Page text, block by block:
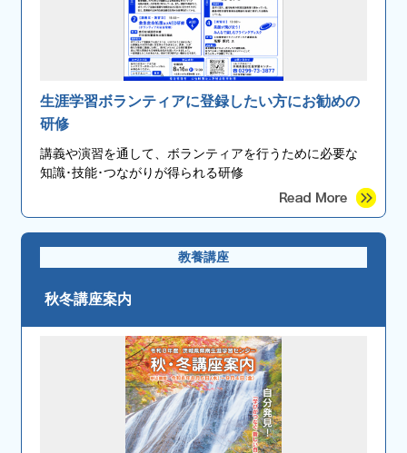
生涯学習ボランティアに登録したい方にお勧めの
研修
講義や演習を通して、ボランティアを行うために必要な
知識･技能･つながりが得られる研修
教養講座
秋冬講座案内